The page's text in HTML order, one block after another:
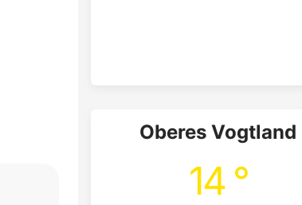
Oberes Vogtland
14 °